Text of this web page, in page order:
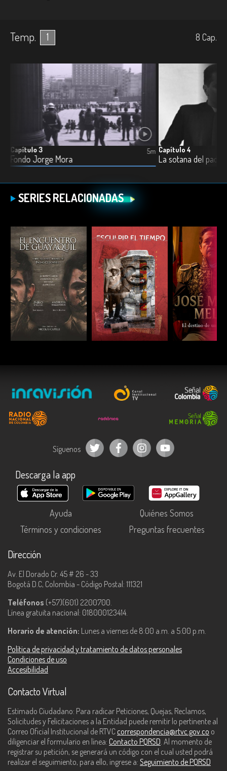
Temp. 1 8 Cap.
Capítulo 3
Fondo Jorge Mora
5m Capítulo 4
La sotana del
SERIES RELACIONADAS
ESCUCHAR ESCUCHAR
Síguenos
Descarga la app
Ayuda
Quiénes Somos
Términos y condiciones
Preguntas frecuentes
Dirección
Av. El Dorado Cr. 45 # 26 - 33
Bogotá D.C, Colombia - Código Postal: 111321
Teléfonos (+57)(601) 2200700.
Línea gratuita nacional: 018000123414.
Horario de atención: Lunes a viernes de 8:00 a.m. a 5:00 p.m.
Política de privacidad y tratamiento de datos personales
Condiciones de uso
Accesibilidad
Contacto Virtual
Estimado Ciudadano: Para radicar Peticiones, Quejas, Reclamos,
Solicitudes y Felicitaciones a la Entidad puede remitir lo pertinente al
Correo Oficial Institucional de RTVC correspondencia@rtvc.gov.co o
diligenciar el formulario en línea: Contacto PQRSD. Al momento de
registrar su petición, se generará un código con el cual usted podrá
realizar el seguimiento, para ello, ingrese a: Seguimiento de PQRSD